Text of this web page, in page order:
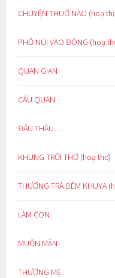
CHUYỆN THUỞ NÀO (hoạ
PHỐ NÚI VÀO ĐÔNG (hoạ
QUAN GIAN
CẨU QUAN
ĐẤU THẦU…
KHUNG TRỜI THƠ (hoạ thơ)
THƯỞNG TRÀ ĐÊM KHUYA
LÀM CON
MUỘN MẰN
THƯƠNG MẸ